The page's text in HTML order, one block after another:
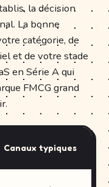
la décision
La bonne
catégorie, de
et de votre stade
en Série A qui
FMCG grand
Canaux typiques